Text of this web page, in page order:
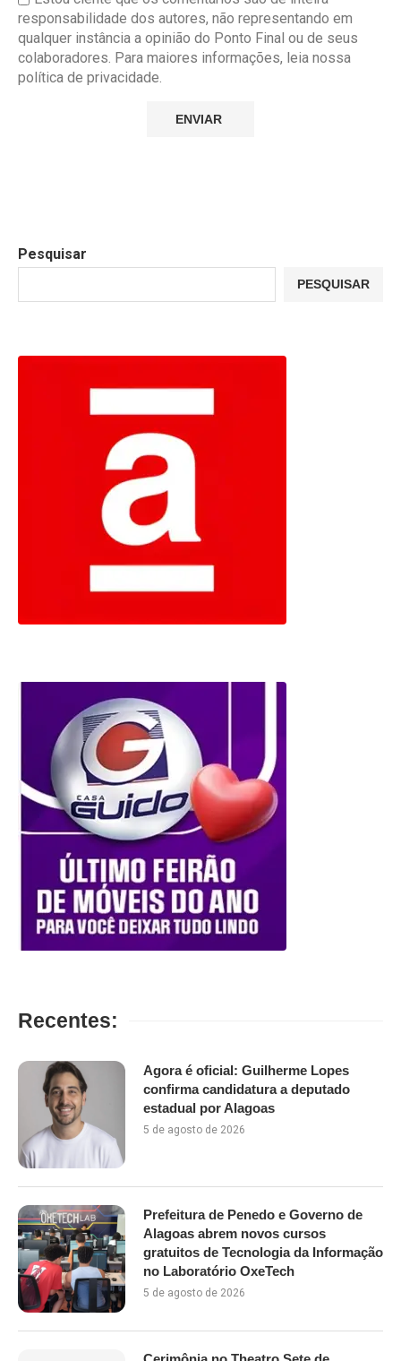
responsabilidade dos autores, não representando em
qualquer instância a opinião do Ponto Final ou de seus
colaboradores. Para maiores informações, leia nossa
política de privacidade.
Pesquisar
PESQUISAR
Recentes:
Agora é oficial: Guilherme Lopes
confirma candidatura a deputado
estadual por Alagoas
5 de agosto de 2026
Prefeitura de Penedo e Governo de
Alagoas abrem novos cursos
gratuitos de Tecnologia da Informação
no Laboratório OxeTech
5 de agosto de 2026